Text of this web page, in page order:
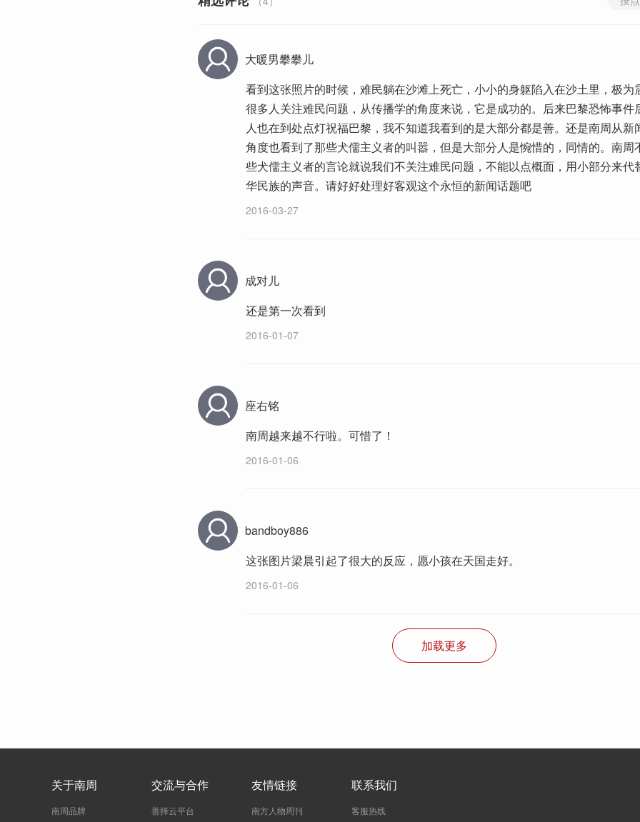
大暖男攀攀儿
看到这张照片的时候，难民躺在沙滩上死亡，小小的身躯陷入在沙土里，极为
很多人关注难民问题，从传播学的角度来说，它是成功的。后来巴黎恐怖事件
人也在到处点灯祝福巴黎，我不知道我看到的是大部分都是善。还是南周从新
角度也看到了那些犬儒主义者的叫嚣，但是大部分人是惋惜的，同情的。南周
些犬儒主义者的言论就说我们不关注难民问题，不能以点概面，用小部分来代
华民族的声音。请好好处理好客观这个永恒的新闻话题吧
2016-03-27
成对儿
还是第一次看到
2016-01-07
座右铭
南周越来越不行啦。可惜了！
2016-01-06
bandboy886
这张图片梁晨引起了很大的反应，愿小孩在天国走好。
2016-01-06
加载更多
关于南周
南周品牌
交流与合作
善择云平台
友情链接
南方人物周刊
联系我们
客服热线